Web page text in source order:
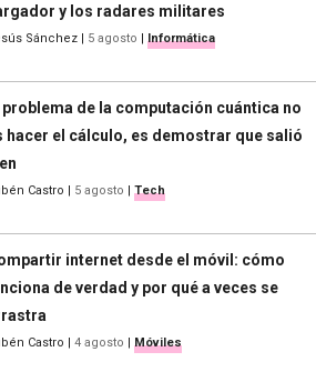
y los radares militares
Sánchez | 5 agosto | Informática
problema de la computación cuántica no
hacer el cálculo, es demostrar que salió
Castro | 5 agosto | Tech
internet desde el móvil: cómo
de verdad y por qué a veces se
Castro | 4 agosto | Móviles